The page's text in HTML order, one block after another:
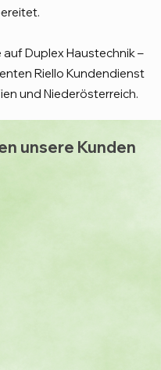
auf Duplex Haustechnik –
Riello Kundendienst
und Niederösterreich.
unsere Kunden